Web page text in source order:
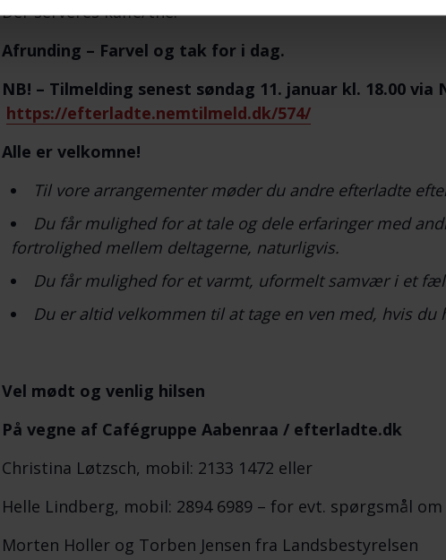
Der serveres kaffe/the.
Afrunding – Farvel og tak for i dag.
NB! – Tilmelding senest søndag 11. januar kl. 18.00 via
https://efterladte.nemtilmeld.dk/574/
Alle er velkomne!
Til vore arrangementer møder du andre efterladte
Du får mulighed for at tale og dele erfaringer med
fortrolighed mellem deltagerne, naturligvis.
Du får mulighed for et varmt, uformelt samvær i et
Du er altid velkommen til at tage en ven med, hvis du
Vel mødt og venlig hilsen
På vegne af Cafégruppe Aabenraa / efterladte.dk
Christina Løtzsch, mobil: 2133 1472 eller
Helle Lindberg, mobil: 2894 6989 – for evt. spørgsmål
Morten Holler og Torben Jensen fra Landsbestyrelsen